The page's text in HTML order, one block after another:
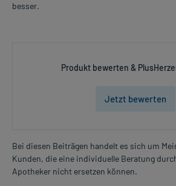
besser.
Produkt bewerten &
Jetzt bewerten
Bei diesen Beiträgen handelt es sich um
Kunden, die eine individuelle Beratung
Apotheker nicht ersetzen können.